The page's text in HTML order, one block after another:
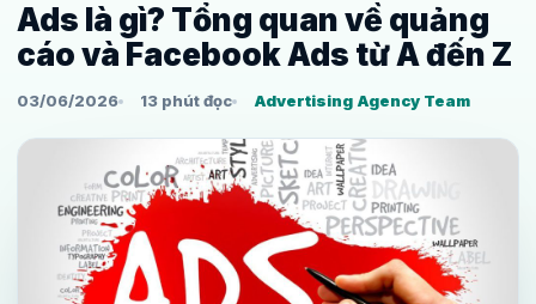
Ads là gì? Tổng quan về quảng
cáo và Facebook Ads từ A đến Z
03/06/2026 13 phút đọc Advertising Agency Team